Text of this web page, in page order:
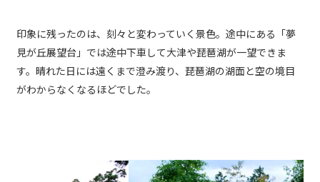
印象に残ったのは、刻々と変わっていく景色。途中にある「夢
見が丘展望台」では途中下車して大津や琵琶湖が一望できま
す。晴れた日には遠くまで澄み渡り、琵琶湖の湖面と空の境目
がわからなくなるほどでした。